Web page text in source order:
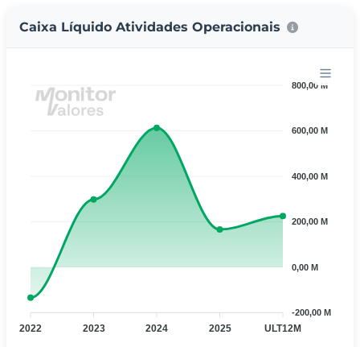
Caixa Líquido Atividades Operacionais
800,00 M
600,00 M
400,00 M
200,00 M
0,00 M
-200,00 M
2022 2023 2024 2025 ULT12M